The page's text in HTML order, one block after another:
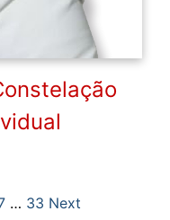
… 33 Next